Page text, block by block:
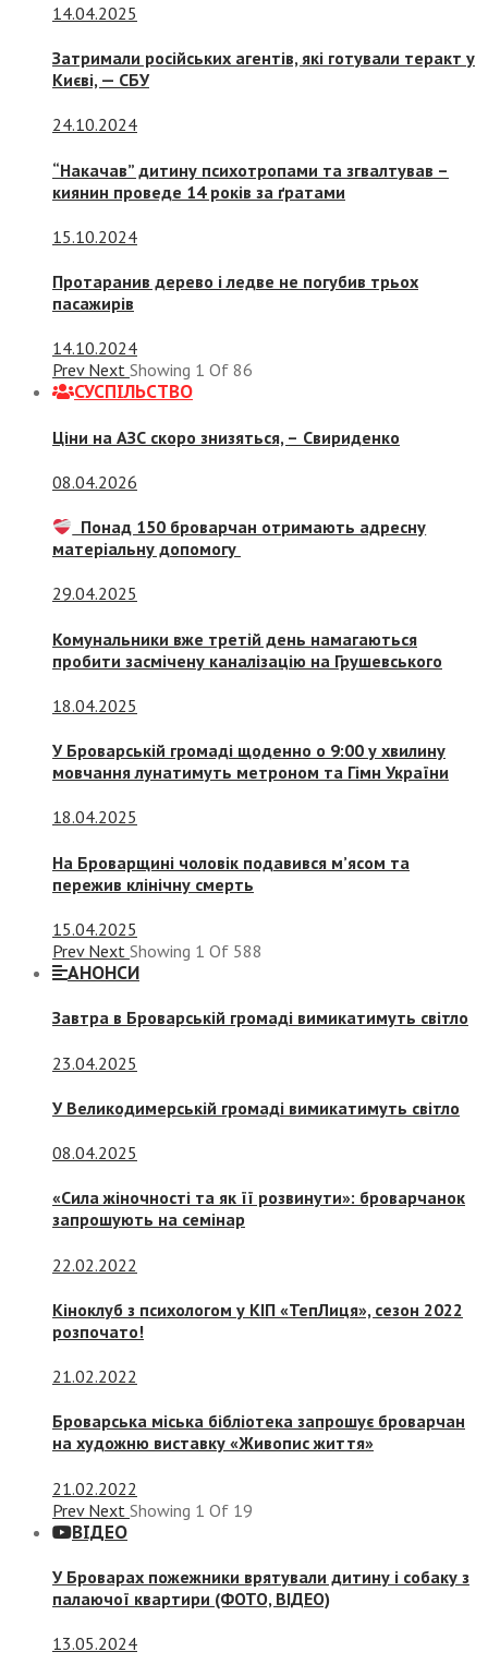
14.04.2025
Затримали російських агентів, які готували теракт у
Києві, — СБУ
24.10.2024
“Накачав” дитину психотропами та згвалтував –
киянин проведе 14 років за ґратами
15.10.2024
Протаранив дерево і ледве не погубив трьох
пасажирів
14.10.2024
Prev Next Showing 1 Of 86
СУСПIЛЬСТВО
Ціни на АЗС скоро знизяться, – Свириденко
08.04.2026
Понад 150 броварчан отримають адресну
матеріальну допомогу
29.04.2025
Комунальники вже третій день намагаються
пробити засмічену каналізацію на Грушевського
18.04.2025
У Броварській громаді щоденно о 9:00 у хвилину
мовчання лунатимуть метроном та Гімн України
18.04.2025
На Броварщині чоловік подавився м’ясом та
пережив клінічну смерть
15.04.2025
Prev Next Showing 1 Of 588
АНОНСИ
Завтра в Броварській громаді вимикатимуть світло
23.04.2025
У Великодимерській громаді вимикатимуть світло
08.04.2025
«Сила жіночності та як її розвинути»: броварчанок
запрошують на семінар
22.02.2022
Кіноклуб з психологом у КІП «ТепЛиця», сезон 2022
розпочато!
21.02.2022
Броварська міська бібліотека запрошує броварчан
на художню виставку «Живопис життя»
21.02.2022
Prev Next Showing 1 Of 19
ВІДЕО
У Броварах пожежники врятували дитину і собаку з
палаючої квартири (ФОТО, ВІДЕО)
13.05.2024